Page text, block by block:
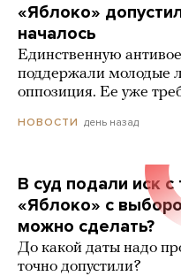
«Яблоко»
началось
Единственную
поддержали молодые
оппозиция. Ее уже
НОВОСТИ день назад
В суд подали иск
«Яблоко» с
можно сделать?
До какой даты надо
точно допустили?